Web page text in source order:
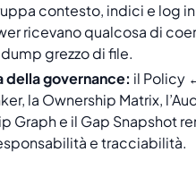
contesto, indici e log
ricevano qualcosa di
grezzo di file.
della governance: il Policy
la Ownership Matrix,
Graph e il Gap Snapshot
e tracciabilità.